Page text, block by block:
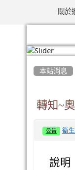
關於
本站消息
轉知~
公告 衛
說明